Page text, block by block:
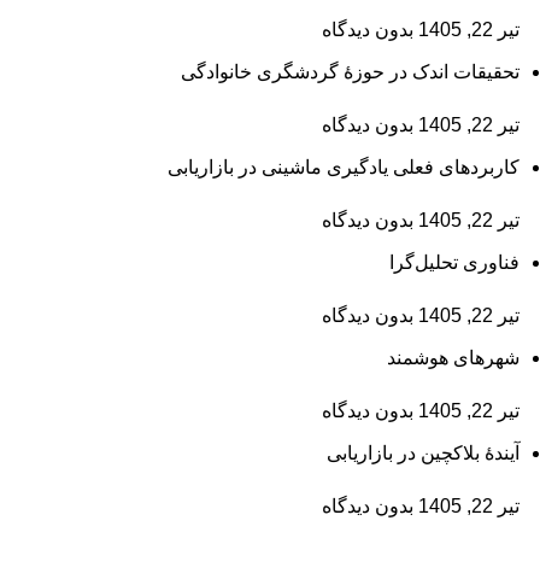
تیر 22, 1405 بدون دیدگاه
تحقیقات اندک در حوزۀ گردشگری خانوادگی
تیر 22, 1405 بدون دیدگاه
کاربردهای فعلی یادگیری ماشینی در بازاریابی
تیر 22, 1405 بدون دیدگاه
فناوری تحلیل‌گرا
تیر 22, 1405 بدون دیدگاه
شهرهای هوشمند
تیر 22, 1405 بدون دیدگاه
آیندۀ بلاکچین در بازاریابی
تیر 22, 1405 بدون دیدگاه